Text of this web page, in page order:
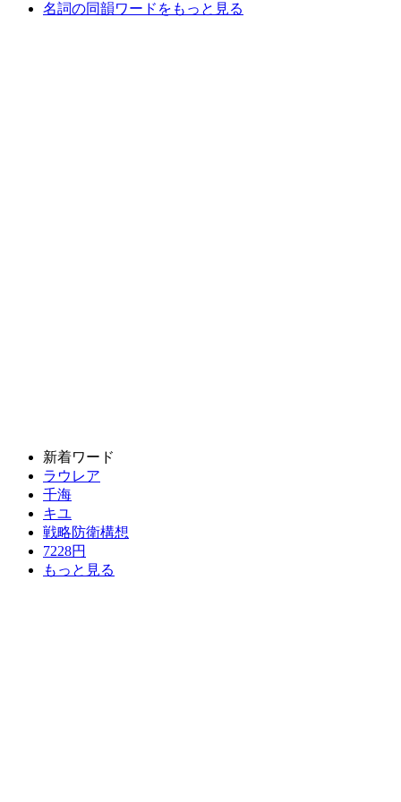
名詞の同韻ワードをもっと見る
新着ワード
ラウレア
千海
キユ
戦略防衛構想
7228円
もっと見る